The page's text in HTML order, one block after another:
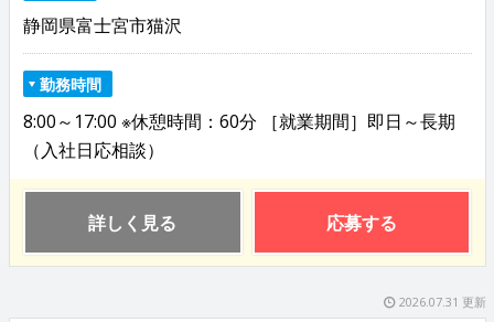
静岡県富士宮市猫沢
勤務時間
8:00～17:00 ※休憩時間：60分 ［就業期間］即日～長期
（入社日応相談）
詳しく見る 応募する
2026.07.31 更新